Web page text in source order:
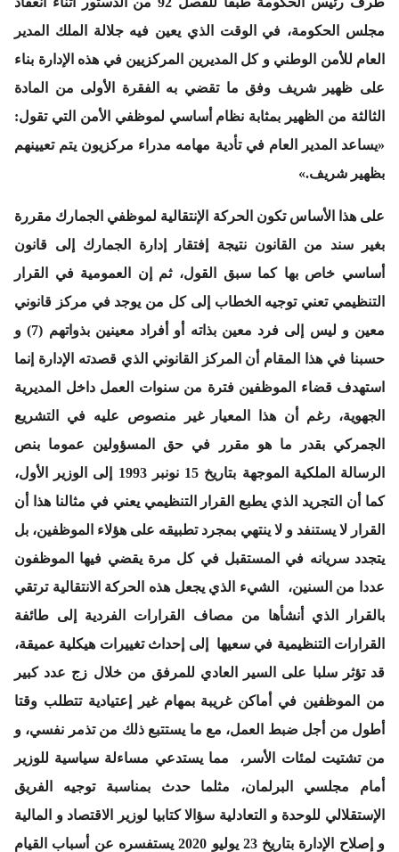
مجلس الحكومة، في الوقت الذي يعين فيه جلالة الملك المدير
العام للأمن الوطني و كل المديرين المركزيين في هذه الإدارة بناء
على ظهير شريف وفق ما تقضي به الفقرة الأولى من المادة
الثالثة من الظهير بمثابة نظام أساسي لموظفي الأمن التي تقول:
«يساعد المدير العام في تأدية مهامه مدراء مركزيون يتم تعيينهم
بظهير شريف.»
على هذا الأساس تكون الحركة الإنتقالية لموظفي الجمارك مقررة
بغير سند من القانون نتيجة إفتقار إدارة الجمارك إلى قانون
أساسي خاص بها كما سبق القول، ثم إن العمومية في القرار
التنظيمي تعني توجيه الخطاب إلى كل من يوجد في مركز قانوني
معين و ليس إلى فرد معين بذاته أو أفراد معينين بذواتهم (7) و
حسبنا في هذا المقام أن المركز القانوني الذي قصدته الإدارة إنما
استهدف قضاء الموظفين فترة من سنوات العمل داخل المديرية
الجهوية، رغم أن هذا المعيار غير منصوص عليه في التشريع
الجمركي بقدر ما هو مقرر في حق المسؤولين عموما بنص
الرسالة الملكية الموجهة بتاريخ 15 نونبر 1993 إلى الوزير الأول،
كما أن التجريد الذي يطبع القرار التنظيمي يعني في مثالنا هذا أن
القرار لا يستنفد و لا ينتهي بمجرد تطبيقه على هؤلاء الموظفين، بل
يتجدد سريانه في المستقبل في كل مرة يقضي فيها الموظفون
عددا من السنين، الشيء الذي يجعل هذه الحركة الانتقالية ترتقي
بالقرار الذي أنشأها من مصاف القرارات الفردية إلى طائفة
القرارات التنظيمية في سعيها إلى إحداث تغييرات هيكلية عميقة،
قد تؤثر سلبا على السير العادي للمرفق من خلال زج عدد كبير
من الموظفين في أماكن غريبة بمهام غير إعتيادية تتطلب وقتا
أطول من أجل ضبط العمل، مع ما يستتبع ذلك من تذمر نفسي، و
من تشتيت لمئات الأسر، مما يستدعي مساءلة سياسية للوزير
أمام مجلسي البرلمان، مثلما حدث بمناسبة توجيه الفريق
الإستقلالي للوحدة و التعادلية سؤالا كتابيا لوزير الاقتصاد و المالية
و إصلاح الإدارة بتاريخ 23 يوليو 2020 يستفسره عن أسباب القيام